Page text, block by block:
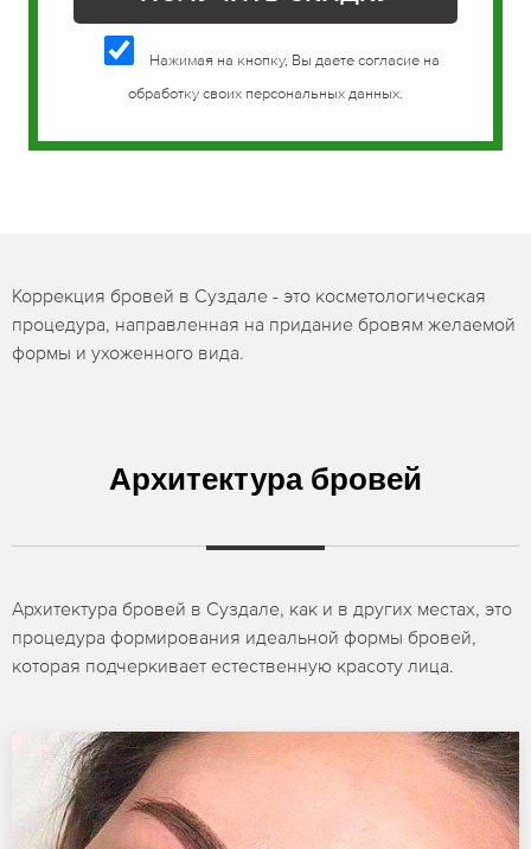
Нажимая на кнопку, Вы даете согласие на
обработку своих персональных данных.
Коррекция бровей в Суздале - это косметологическая
процедура, направленная на придание бровям желаемой
формы и ухоженного вида.
Архитектура бровей
Архитектура бровей в Суздале, как и в других местах, это
процедура формирования идеальной формы бровей,
которая подчеркивает естественную красоту лица.